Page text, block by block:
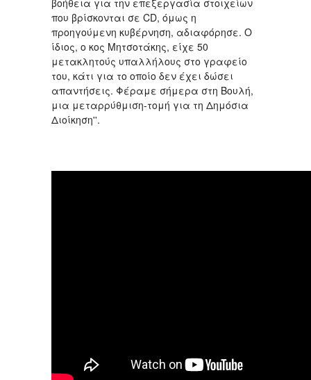
που βρίσκονται σε CD, όμως η
προηγούμενη κυβέρνηση, αδιαφόρησε. Ο
ίδιος, ο κος Μητσοτάκης, είχε 50
μετακλητούς υπαλλήλους στο γραφείο
του, κάτι για το οποίο δεν έχει δώσει
απαντήσεις. Φέραμε σήμερα στη Bουλή,
μια μεταρρύθμιση-τομή για τη Δημόσια
Διοίκηση''.